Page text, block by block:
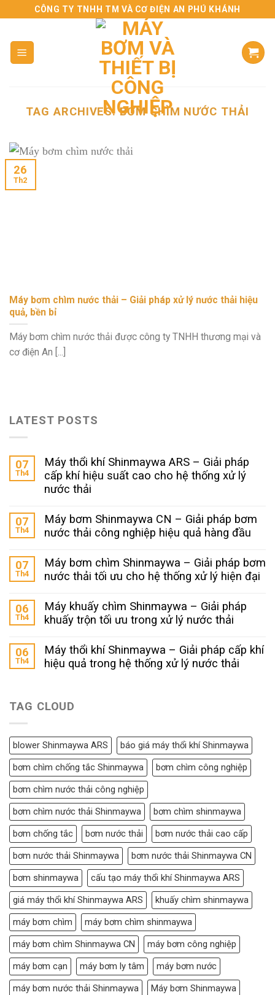
content
CÔNG TY TNHH TM VÀ CƠ ĐIỆN AN PHÚ KHÁNH
TAG ARCHIVES:BƠM CHÌM NƯỚC THẢI
Máy bơm chìm nước thải – Giải pháp xử lý nước thải hiệu
quả, bền bỉ
Máy bơm chìm nước thải được công ty TNHH thương mại và
cơ điện An [...]
26
Th2
LATEST POSTS
07
Th4
Máy thổi khí Shinmaywa ARS – Giải pháp
cấp khí hiệu suất cao cho hệ thống xử lý
nước thải
07
Th4
Máy bơm Shinmaywa CN – Giải pháp bơm
nước thải công nghiệp hiệu quả hàng đầu
07
Th4
Máy bơm chìm Shinmaywa – Giải pháp bơm
nước thải tối ưu cho hệ thống xử lý hiện đại
06
Th4
Máy khuấy chìm Shinmaywa – Giải pháp
khuấy trộn tối ưu trong xử lý nước thải
06
Th4
Máy thổi khí Shinmaywa – Giải pháp cấp khí
hiệu quả trong hệ thống xử lý nước thải
TAG CLOUD
blower Shinmaywa ARS
báo giá máy thổi khí Shinmaywa
bơm chìm chống tắc Shinmaywa
bơm chìm công nghiệp
bơm chìm nước thải công nghiệp
bơm chìm nước thải Shinmaywa
bơm chìm shinmaywa
bơm chống tắc
bơm nước thải
bơm nước thải cao cấp
bơm nước thải Shinmaywa
bơm nước thải Shinmaywa CN
bơm shinmaywa
cấu tạo máy thổi khí Shinmaywa ARS
giá máy thổi khí Shinmaywa ARS
khuấy chìm shinmaywa
máy bơm chìm
máy bơm chìm shinmaywa
máy bơm chìm Shinmaywa CN
máy bơm công nghiệp
máy bơm cạn
máy bơm ly tâm
máy bơm nước
máy bơm nước thải Shinmaywa
Máy bơm Shinmaywa